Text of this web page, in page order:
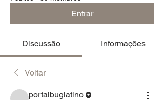
Entrar
Discussão Informações
Voltar
portalbuglatino